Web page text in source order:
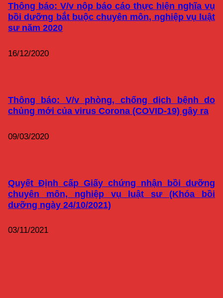
Thông báo: V/v nộp báo cáo thực hiện nghĩa vụ
bồi dưỡng bắt buộc chuyên môn, nghiệp vụ luật
sư năm 2020
16/12/2020
Thông báo: V/v phòng, chống dịch bệnh do
chủng mới của virus Corona (COVID-19) gây ra
09/03/2020
Quyết Định cấp Giấy chứng nhận bồi dưỡng
chuyên môn, nghiệp vụ luật sư (Khóa bồi
dưỡng ngày 24/10/2021)
03/11/2021